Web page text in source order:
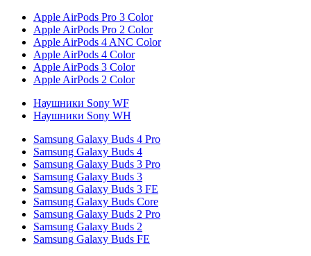
Apple AirPods Pro 3 Color
Apple AirPods Pro 2 Color
Apple AirPods 4 ANC Color
Apple AirPods 4 Color
Apple AirPods 3 Color
Apple AirPods 2 Color
Наушники Sony WF
Наушники Sony WH
Samsung Galaxy Buds 4 Pro
Samsung Galaxy Buds 4
Samsung Galaxy Buds 3 Pro
Samsung Galaxy Buds 3
Samsung Galaxy Buds 3 FE
Samsung Galaxy Buds Core
Samsung Galaxy Buds 2 Pro
Samsung Galaxy Buds 2
Samsung Galaxy Buds FE